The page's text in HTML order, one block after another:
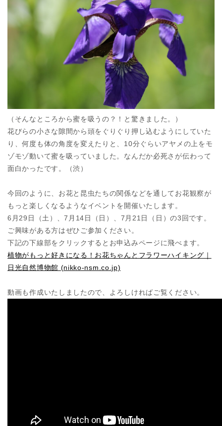
（そんなところから蜜を吸うの？！と驚きました。）
花びらの小さな隙間から頭をぐりぐり押し込むようにしていた
り、何度も体の角度を変えたりと、10分ぐらいアヤメの上をモ
ゾモゾ動いて蜜を吸っていました。なんだか必死さが伝わって
面白かったです。（渋）
今回のように、お花と昆虫たちの関係などを通してお花観察が
もっと楽しくなるようなイベントを開催いたします。
6月29日（土）、7月14日（日）、7月21日（日）の3回です。
ご興味がある方はぜひご参加ください。
下記の下線部をクリックするとお申込みページに飛べます。
植物がもっと好きになる！お花ちゃんとフラワーハイキング｜
日光自然博物館 (nikko-nsm.co.jp)
動画も作成いたしましたので、よろしければご覧ください。